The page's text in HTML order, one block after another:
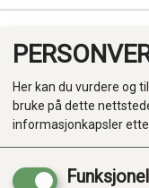
Her kan du vurdere og
bruke på dette
informasjonkapsler